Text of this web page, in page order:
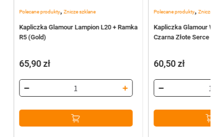
Polecane produkty, Znicze szklane
Kapliczka Glamour Lampion L20 + Ramka
R5 (Gold)
65,90zł
Polecane produkty,Znicze
Kapliczka Glamour
Czarna Złote Serce
60,50zł